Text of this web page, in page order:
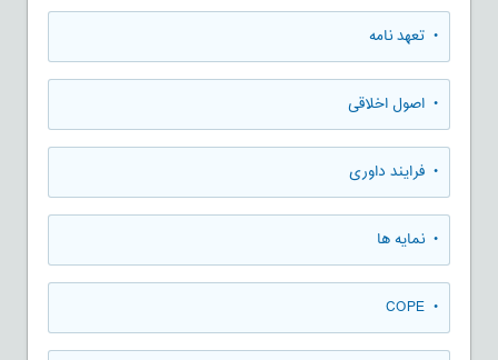
• تعهد نامه
• اصول اخلاقی
• فرایند داوری
• نمایه ها
• COPE